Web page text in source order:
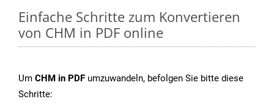
Einfache Schritte zum Konvertieren
von CHM in PDF online
Um CHM in PDF umzuwandeln, befolgen Sie bitte diese
Schritte: